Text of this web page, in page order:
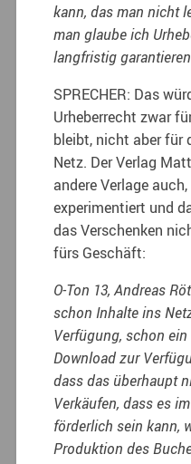
kann, das man nicht
man glaube ich
langfristig
SPRECHER: Das
Urheberrecht zwar
bleibt, nicht aber für
Netz. Der Verlag
andere Verlage
experimentiert und
das Verschenken
fürs Geschäft:
O-Ton 13, Andreas
schon Inhalte ins
Verfügung, schon
Download zur
dass das überhaupt
Verkäufen, dass es
förderlich sein kann,
Produktion des